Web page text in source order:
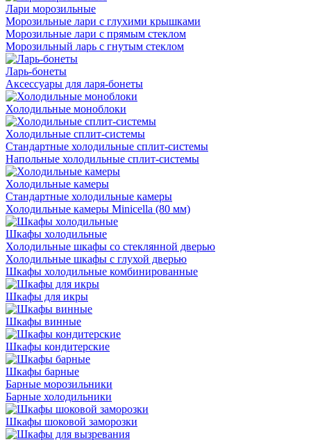
Лари морозильные
Морозильные лари с глухими крышками
Морозильные лари с прямым стеклом
Морозильный ларь с гнутым стеклом
Ларь-бонеты
Аксессуары для ларя-бонеты
Холодильные моноблоки
Холодильные сплит-системы
Стандартные холодильные сплит-системы
Напольные холодильные сплит-системы
Холодильные камеры
Стандартные холодильные камеры
Холодильные камеры Minicella (80 мм)
Шкафы холодильные
Холодильные шкафы со стеклянной дверью
Холодильные шкафы с глухой дверью
Шкафы холодильные комбинированные
Шкафы для икры
Шкафы винные
Шкафы кондитерские
Шкафы барные
Барные морозильники
Барные холодильники
Шкафы шоковой заморозки